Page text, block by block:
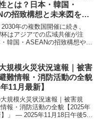
とは？日本・韓国・
の招致構想と未来図を徹
年の複数国開催に続き、
杯はアジアでの広域共催が注
韓国・ASEANの招致構想や
？
規模火災状況速報｜被害
難情報・消防活動の全貌
11月最新】
大規模火災状況速報｜被害規
報・消防活動の全貌【2025年
」 — 2025年11月18日午後5時